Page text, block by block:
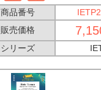
商品番号
販売価格
シリーズ